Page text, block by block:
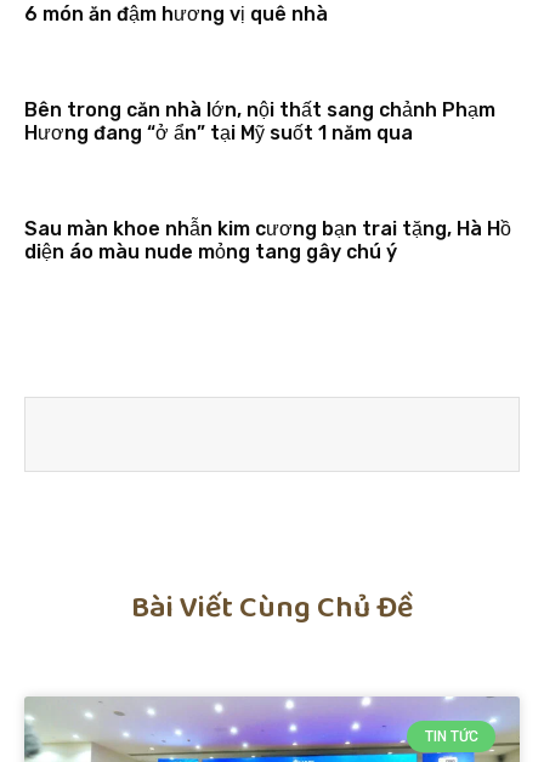
6 món ăn đậm hương vị quê nhà
Bên trong căn nhà lớn, nội thất sang chảnh Phạm
Hương đang “ở ẩn” tại Mỹ suốt 1 năm qua
Sau màn khoe nhẫn kim cương bạn trai tặng, Hà Hồ
diện áo màu nude mỏng tang gây chú ý
Bài Viết Cùng Chủ Đề
TIN TỨC